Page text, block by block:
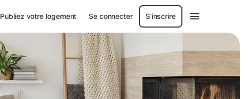
Publiez votre logement Se connecter S'inscrire